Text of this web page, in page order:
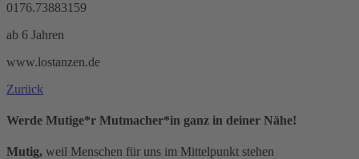
0176.73883159
ab 6 Jahren
www.lostanzen.de
Zurück
Werde Mutige*r Mutmacher*in ganz in deiner Nähe!
Mutig, weil Menschen für uns im Mittelpunkt stehen